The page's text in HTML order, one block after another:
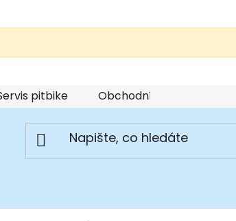
pitbike Obchodní podmínky